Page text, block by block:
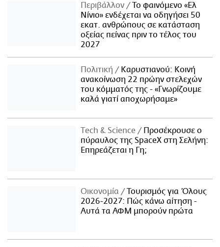
Περιβάλλον
Το φαινόμενο «Ελ
Νίνιο» ενδέχεται να οδηγήσει 50
εκατ. ανθρώπους σε κατάσταση
οξείας πείνας πριν το τέλος του
2027
Πολιτική
Καρυστιανού: Κοινή
ανακοίνωση 22 πρώην στελεχών
του κόμματός της - «Γνωρίζουμε
καλά γιατί αποχωρήσαμε»
Τech & Science
Προσέκρουσε ο
πύραυλος της SpaceX στη Σελήνη:
Επηρεάζεται η Γη;
Οικονομία
Τουρισμός για Όλους
2026-2027: Πώς κάνω αίτηση -
Αυτά τα ΑΦΜ μπορούν πρώτα